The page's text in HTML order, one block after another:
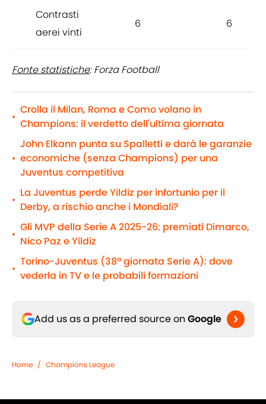
Contrasti
aerei vinti
6 6
Fonte statistiche: Forza Football
•
Crolla il Milan, Roma e Como volano in
Champions: il verdetto dell'ultima giornata
•
John Elkann punta su Spalletti e darà le garanzie
economiche (senza Champions) per una
Juventus competitiva
•
La Juventus perde Yildiz per infortunio per il
Derby, a rischio anche i Mondiali?
•
Gli MVP della Serie A 2025-26: premiati Dimarco,
Nico Paz e Yildiz
•
Torino-Juventus (38ª giornata Serie A): dove
vederla in TV e le probabili formazioni
Add us as a preferred source on Google
Home / Champions League